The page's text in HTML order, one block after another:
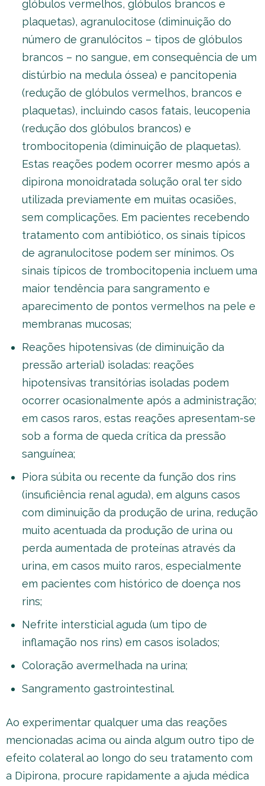
glóbulos vermelhos, glóbulos brancos e
plaquetas), agranulocitose (diminuição do
número de granulócitos – tipos de glóbulos
brancos – no sangue, em consequência de um
distúrbio na medula óssea) e pancitopenia
(redução de glóbulos vermelhos, brancos e
plaquetas), incluindo casos fatais, leucopenia
(redução dos glóbulos brancos) e
trombocitopenia (diminuição de plaquetas).
Estas reações podem ocorrer mesmo após a
dipirona monoidratada solução oral ter sido
utilizada previamente em muitas ocasiões,
sem complicações. Em pacientes recebendo
tratamento com antibiótico, os sinais típicos
de agranulocitose podem ser mínimos. Os
sinais típicos de trombocitopenia incluem uma
maior tendência para sangramento e
aparecimento de pontos vermelhos na pele e
membranas mucosas;
Reações hipotensivas (de diminuição da
pressão arterial) isoladas: reações
hipotensivas transitórias isoladas podem
ocorrer ocasionalmente após a administração;
em casos raros, estas reações apresentam-se
sob a forma de queda crítica da pressão
sanguínea;
Piora súbita ou recente da função dos rins
(insuficiência renal aguda), em alguns casos
com diminuição da produção de urina, redução
muito acentuada da produção de urina ou
perda aumentada de proteínas através da
urina, em casos muito raros, especialmente
em pacientes com histórico de doença nos
rins;
Nefrite intersticial aguda (um tipo de
inflamação nos rins) em casos isolados;
Coloração avermelhada na urina;
Sangramento gastrointestinal.
Ao experimentar qualquer uma das reações
mencionadas acima ou ainda algum outro tipo de
efeito colateral ao longo do seu tratamento com
a Dipirona, procure rapidamente a ajuda médica